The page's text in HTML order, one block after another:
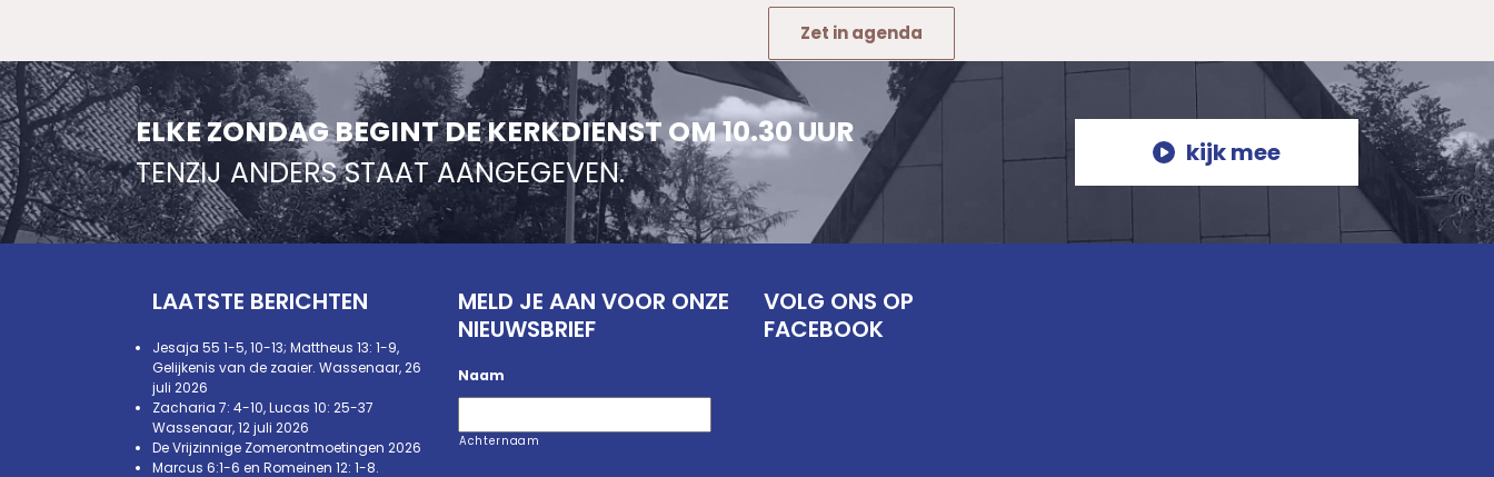
Zet in agenda
ELKE ZONDAG BEGINT DE KERKDIENST OM 10.30 UUR
TENZIJ ANDERS STAAT AANGEGEVEN.
kijk mee
LAATSTE BERICHTEN
Jesaja 55 1-5, 10-13; Mattheus 13: 1-9,
Gelijkenis van de zaaier. Wassenaar, 26
juli 2026
Zacharia 7: 4-10, Lucas 10: 25-37
Wassenaar, 12 juli 2026
De Vrijzinnige Zomerontmoetingen 2026
Marcus 6:1-6 en Romeinen 12: 1-8.
MELD JE AAN VOOR ONZE
NIEUWSBRIEF
Naam
Achternaam
VOLG ONS OP
FACEBOOK